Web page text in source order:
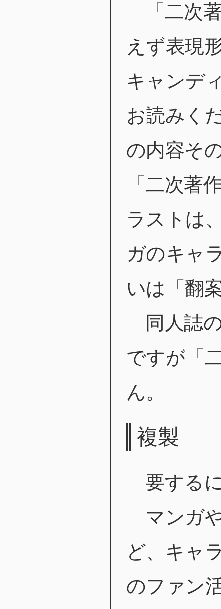
「二次
えず表現
キャンデ
お読みく
の内容そ
「二次著
ラストは
ガのキャ
いは「翻
同人誌
ですが「
ん。
複製
要する
マンガ
ど、キャ
のファン